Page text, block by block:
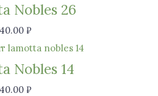
Nobles 26
₽
Nobles 14
₽